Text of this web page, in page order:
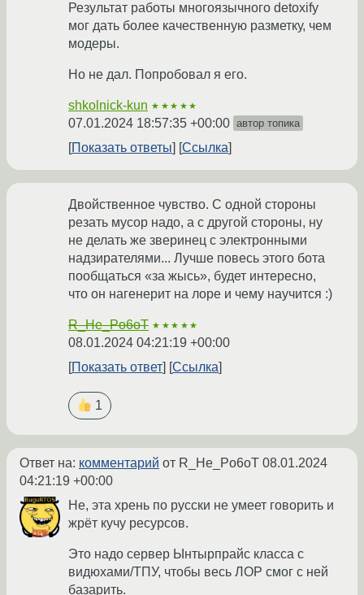
Результат работы многоязычного detoxify
мог дать более качественную разметку, чем
модеры.
Но не дал. Попробовал я его.
shkolnick-kun ★★★★★
07.01.2024 18:57:35 +00:00 автор топика
Показать ответы Ссылка
Двойственное чувство. С одной стороны
резать мусор надо, а с другой стороны, ну
не делать же зверинец с электронными
надзирателями... Лучше повесь этого бота
пообщаться «за жысь», будет интересно,
что он нагенерит на лоре и чему научится :)
R_He_Po6oT ★★★★★
08.01.2024 04:21:19 +00:00
Показать ответ
Ссылка
1
Ответ на: комментарий от R_He_Po6oT 08.01.2024
04:21:19 +00:00
Не, эта хрень по русски не умеет говорить и
жрёт кучу ресурсов.
Это надо сервер Ынтырпрайс класса с
видюхами/ТПУ, чтобы весь ЛОР смог с ней
базарить.